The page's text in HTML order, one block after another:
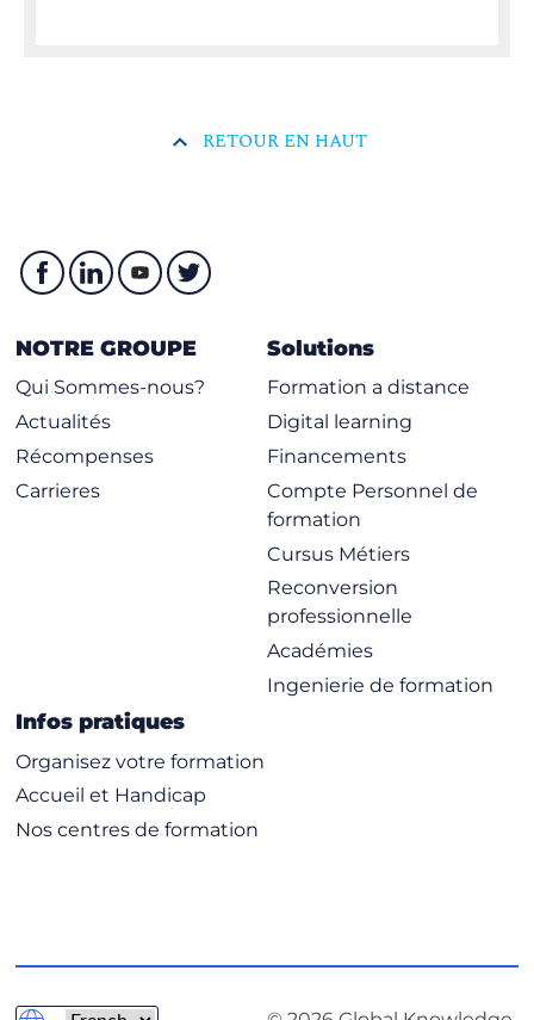
RETOUR EN HAUT
NOTRE GROUPE
Qui Sommes-nous?
Actualités
Récompenses
Carrieres
Solutions
Formation a distance
Digital learning
Financements
Compte Personnel de
formation
Cursus Métiers
Reconversion
professionnelle
Académies
Ingenierie de formation
Infos pratiques
Organisez votre formation
Accueil et Handicap
Nos centres de formation